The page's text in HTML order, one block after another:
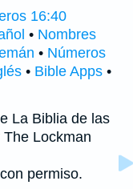
16:40
• Nombres
• Números
• Bible Apps •
La Biblia de las
Lockman
permiso.